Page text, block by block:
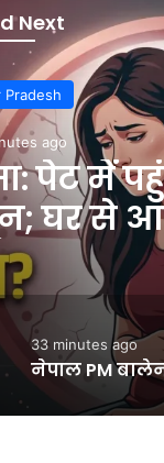
Next
Pradesh
ago
पेट में
घर से
INA
33 minutes ago